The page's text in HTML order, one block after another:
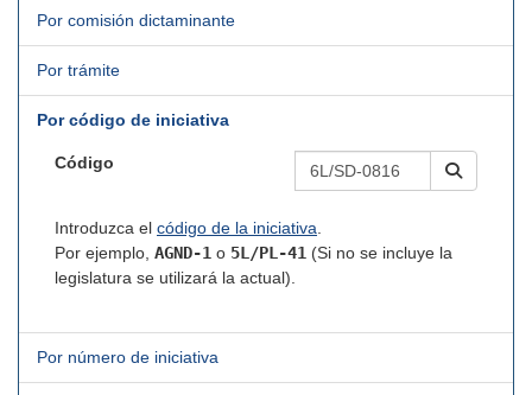
Por comisión dictaminante
Por trámite
Por código de iniciativa
Código
Introduzca el código de la iniciativa.
Por ejemplo, AGND-1 o 5L/PL-41 (Si no se incluye la
legislatura se utilizará la actual).
Por número de iniciativa